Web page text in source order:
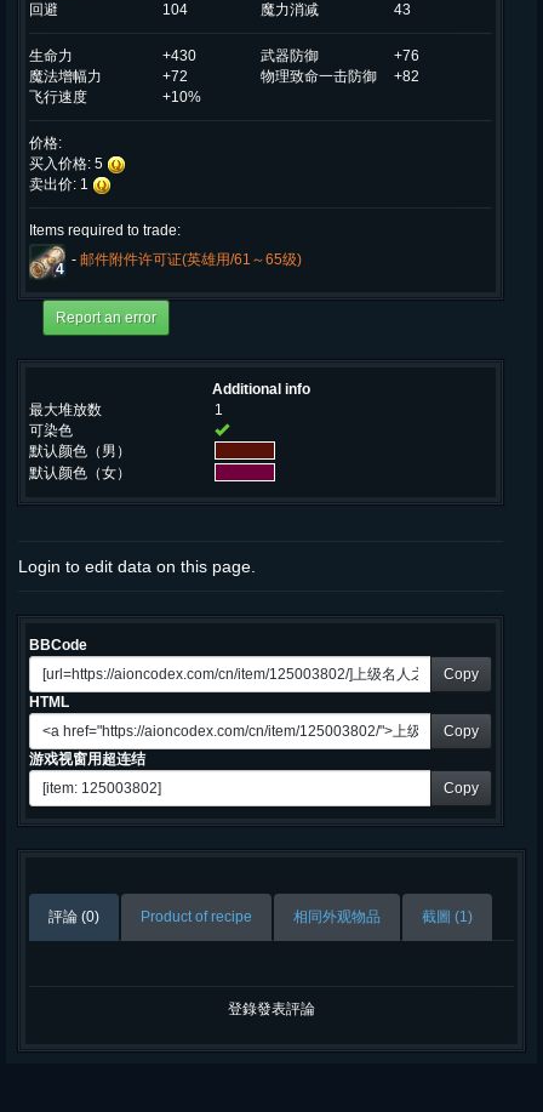
回避
104 魔力消减 43
生命力 +430 武器防御
+76
魔法增幅力
+72 物理致命一击防御
+82
飞行速度
+10%
价格:
买入价格: 5
卖出价: 1
Items required to trade:
4
- 邮件附件许可证(英雄用/61～65级)
Additional info
最大堆放数
1
可染色
默认颜色（男）
默认颜色（女）
Login to edit data on this page.
BBCode
Copy
HTML
Copy
游戏视窗用超连结
Copy
評論 (0) Product of recipe 相同外观物品 截圖 (1)
登錄發表評論